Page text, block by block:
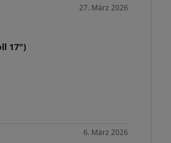
27. März 2026
17")
6. März 2026